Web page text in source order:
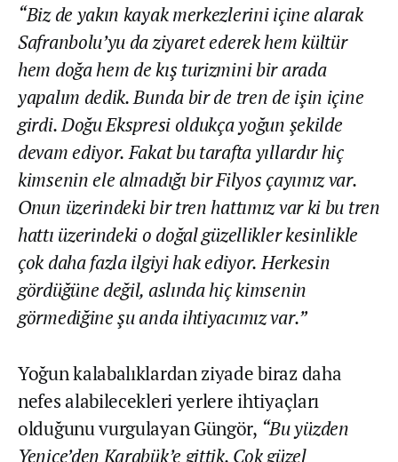
“Biz de yakın kayak merkezlerini içine alarak
Safranbolu’yu da ziyaret ederek hem kültür
hem doğa hem de kış turizmini bir arada
yapalım dedik. Bunda bir de tren de işin içine
girdi. Doğu Ekspresi oldukça yoğun şekilde
devam ediyor. Fakat bu tarafta yıllardır hiç
kimsenin ele almadığı bir Filyos çayımız var.
Onun üzerindeki bir tren hattımız var ki bu tren
hattı üzerindeki o doğal güzellikler kesinlikle
çok daha fazla ilgiyi hak ediyor. Herkesin
gördüğüne değil, aslında hiç kimsenin
görmediğine şu anda ihtiyacımız var.”
Yoğun kalabalıklardan ziyade biraz daha
nefes alabilecekleri yerlere ihtiyaçları
olduğunu vurgulayan Güngör, “Bu yüzden
Yenice’den Karabük’e gittik. Çok güzel